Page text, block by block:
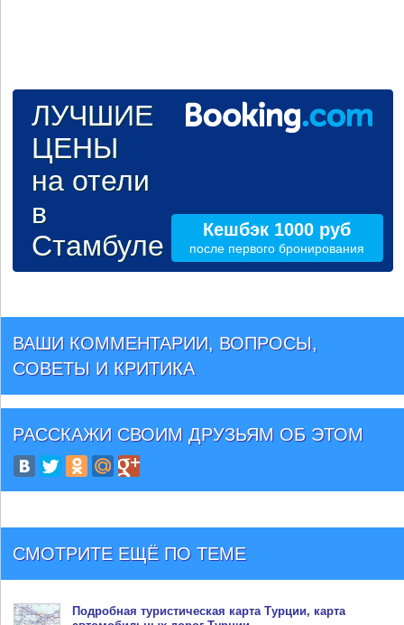
ЛУЧШИЕ
ЦЕНЫ
на отели
в
Стамбуле
Кешбэк 1000 руб
после первого бронирования
ВАШИ КОММЕНТАРИИ, ВОПРОСЫ,
СОВЕТЫ И КРИТИКА
РАССКАЖИ СВОИМ ДРУЗЬЯМ ОБ ЭТОМ
СМОТРИТЕ ЕЩЁ ПО ТЕМЕ
Подробная туристическая карта Турции, карта